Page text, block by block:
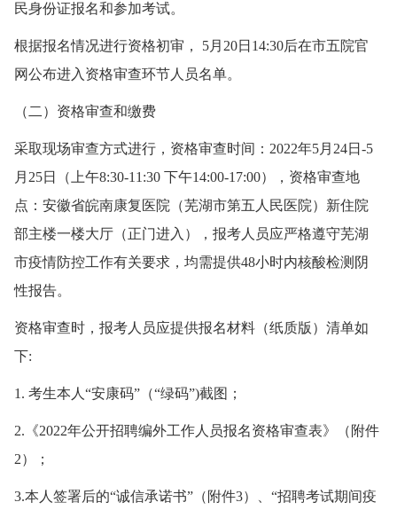
民身份证报名和参加考试。
根据报名情况进行资格初审， 5月20日14:30后在市五院官
网公布进入资格审查环节人员名单。
（二）资格审查和缴费
采取现场审查方式进行，资格审查时间：2022年5月24日-5
月25日（上午8:30-11:30 下午14:00-17:00），资格审查地
点：安徽省皖南康复医院（芜湖市第五人民医院）新住院
部主楼一楼大厅（正门进入），报考人员应严格遵守芜湖
市疫情防控工作有关要求，均需提供48小时内核酸检测阴
性报告。
资格审查时，报考人员应提供报名材料（纸质版）清单如
下:
1. 考生本人“安康码”（“绿码”)截图；
2.《2022年公开招聘编外工作人员报名资格审查表》（附件
2）；
3.本人签署后的“诚信承诺书”（附件3）、“招聘考试期间疫